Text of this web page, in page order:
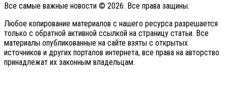
Все самые важные новости © 2026. Все права защины.
Любое копирование материалов с нашего ресурса разрешается
только с обратной активной ссылкой на страницу статьи. Все
материалы опубликованные на сайте взяты с открытых
источников и других порталов интернета, все права на авторство
принадлежат их законным владельцам.